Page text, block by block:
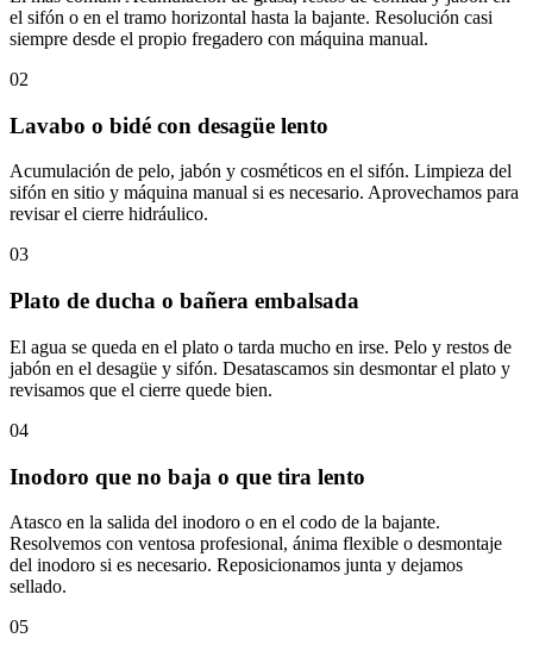
el sifón o en el tramo horizontal hasta la bajante. Resolución casi
siempre desde el propio fregadero con máquina manual.
02
Lavabo o bidé con desagüe lento
Acumulación de pelo, jabón y cosméticos en el sifón. Limpieza del
sifón en sitio y máquina manual si es necesario. Aprovechamos para
revisar el cierre hidráulico.
03
Plato de ducha o bañera embalsada
El agua se queda en el plato o tarda mucho en irse. Pelo y restos de
jabón en el desagüe y sifón. Desatascamos sin desmontar el plato y
revisamos que el cierre quede bien.
04
Inodoro que no baja o que tira lento
Atasco en la salida del inodoro o en el codo de la bajante.
Resolvemos con ventosa profesional, ánima flexible o desmontaje
del inodoro si es necesario. Reposicionamos junta y dejamos
sellado.
05